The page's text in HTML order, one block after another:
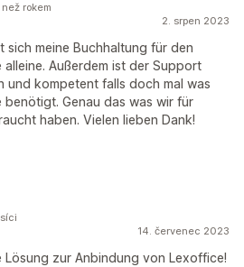
2. srpen 2023
sich meine Buchhaltung für den
Außerdem ist der Support
und kompetent falls doch mal was
benötigt. Genau das was wir für
haben. Vielen lieben Dank!
rokem
14. červenec 2023
Lösung zur Anbindung von Lexoffice!